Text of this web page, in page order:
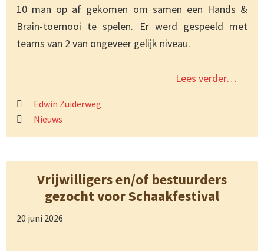
10 man op af gekomen om samen een Hands &
Brain-toernooi te spelen. Er werd gespeeld met
teams van 2 van ongeveer gelijk niveau.
Lees verder…
Edwin Zuiderweg
Nieuws
Vrijwilligers en/of bestuurders
gezocht voor Schaakfestival
20 juni 2026